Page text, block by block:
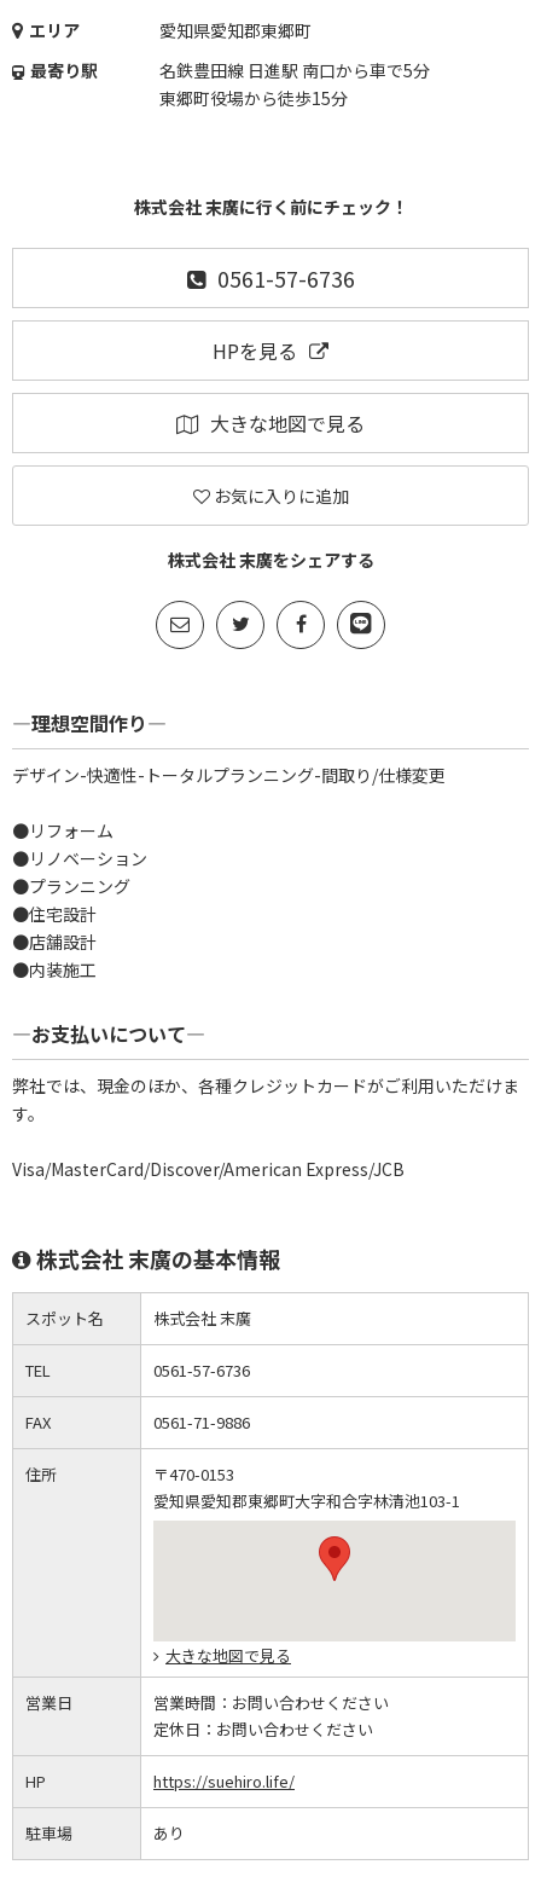
エリア
愛知県愛知郡東郷町
最寄り駅
名鉄豊田線 日進駅 南口から車で5分
東郷町役場から徒歩15分
株式会社 末廣に行く前にチェック！
0561-57-6736
HPを見る
大きな地図で見る
お気に入りに追加
株式会社 末廣をシェアする
―理想空間作り―
デザイン-快適性-トータルプランニング-間取り/仕様変更
●リフォーム
●リノベーション
●プランニング
●住宅設計
●店舗設計
●内装施工
―お支払いについて―
弊社では、現金のほか、各種クレジットカードがご利用いただけま
す。
Visa/MasterCard/Discover/American Express/JCB
株式会社 末廣の基本情報
スポット名 株式会社 末廣
TEL 0561-57-6736
FAX 0561-71-9886
住所
〒470-0153
愛知県愛知郡東郷町大字和合字林清池103-1
大きな地図で見る
営業日 営業時間： お問い合わせください
定休日： お問い合わせください
HP https://suehiro.life/
駐車場 あり